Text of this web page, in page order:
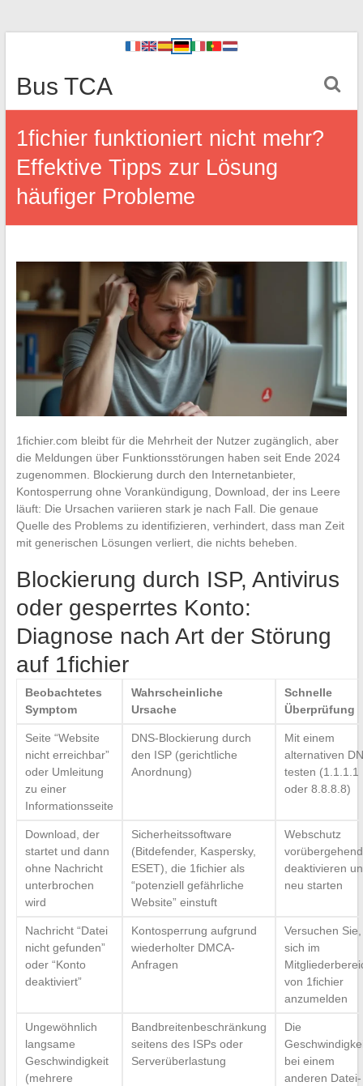
Bus TCA
1fichier funktioniert nicht mehr?
Effektive Tipps zur Lösung
häufiger Probleme
1fichier.com bleibt für die Mehrheit der Nutzer zugänglich, aber
die Meldungen über Funktionsstörungen haben seit Ende 2024
zugenommen. Blockierung durch den Internetanbieter,
Kontosperrung ohne Vorankündigung, Download, der ins Leere
läuft: Die Ursachen variieren stark je nach Fall. Die genaue
Quelle des Problems zu identifizieren, verhindert, dass man Zeit
mit generischen Lösungen verliert, die nichts beheben.
Blockierung durch ISP, Antivirus
oder gesperrtes Konto:
Diagnose nach Art der Störung
auf 1fichier
Beobachtetes
Symptom
Wahrscheinliche
Ursache
Schnelle
Überprüfung
Seite “Website
nicht erreichbar”
oder Umleitung
zu einer
Informationsseite
DNS-Blockierung durch
den ISP (gerichtliche
Anordnung)
Mit einem
alternativen
testen (1.1.1.1
oder 8.8.8.8)
Download, der
startet und dann
ohne Nachricht
unterbrochen
wird
Sicherheitssoftware
(Bitdefender, Kaspersky,
ESET), die 1fichier als
“potenziell gefährliche
Website” einstuft
Webschutz
vorübergehend
deaktivieren
neu starten
Nachricht “Datei
nicht gefunden”
oder “Konto
deaktiviert”
Kontosperrung aufgrund
wiederholter DMCA-
Anfragen
Versuchen Sie,
sich im
von 1fichier
anzumelden
Ungewöhnlich
langsame
Geschwindigkeit
(mehrere
Bandbreitenbeschränkung
seitens des ISPs oder
Serverüberlastung
Die
bei einem
anderen Datei-